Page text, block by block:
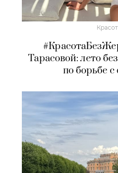
Тарасовой: лето
по борьбе с